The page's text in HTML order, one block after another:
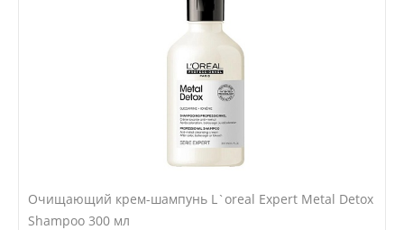
Очищающий крем-шампунь L`oreal Expert Metal Detox
Shampoo 300 мл